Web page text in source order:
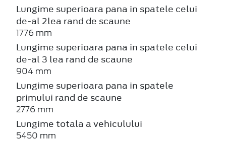
Lungime superioara pana in spatele celui
de-al 2lea rand de scaune
1776 mm
Lungime superioara pana in spatele celui
de-al 3 lea rand de scaune
904 mm
Lungime superioara pana in spatele
primului rand de scaune
2776 mm
Lungime totala a vehiculului
5450 mm